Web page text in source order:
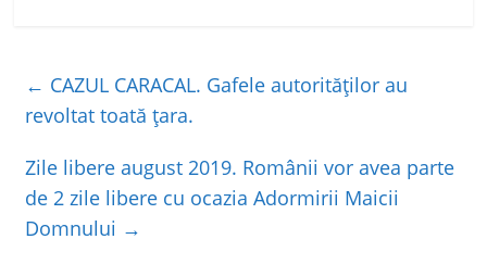
e
b
o
k
er s
A
p
je
ă
← CAZUL CARACAL. Gafele autorităţilor au
revoltat toată ţara.
Zile libere august 2019. Românii vor avea parte
de 2 zile libere cu ocazia Adormirii Maicii
Domnului →